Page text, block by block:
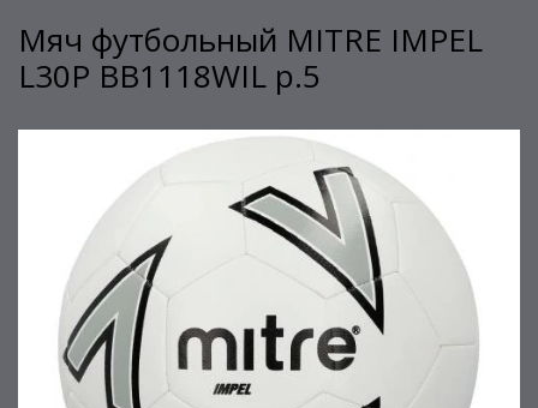
Мяч футбольный MITRE IMPEL
L30P BB1118WIL р.5